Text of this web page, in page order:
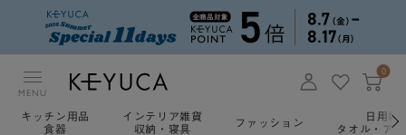
MENU
0
キッチン用品
食器
インテリア雑貨
収納・寝具
ファッション
日用雑
タオル・ア